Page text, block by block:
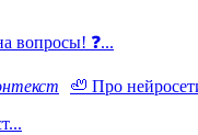
вопросы! ❓...
🦥 Про